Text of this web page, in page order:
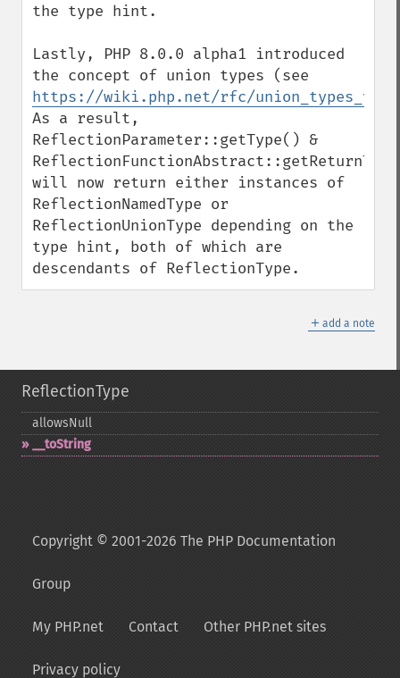
the type hint.
Lastly, PHP 8.0.0 alpha1 introduced
https://wiki.php.net/rfc/union_types_v2
As a result,
ReflectionParameter::getType() &
will now return either instances of
ReflectionNamedType or
ReflectionUnionType depending on the
type hint, both of which are
descendants of ReflectionType.
＋ add a note
ReflectionType
allowsNull
_​_​toString
Copyright © 2001-2026 The PHP Documentation
Group
My PHP.net Contact Other PHP.net sites
Privacy policy